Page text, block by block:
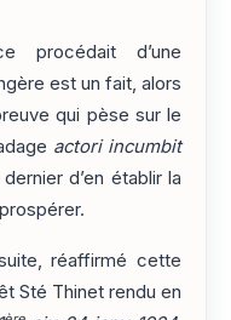
procédait d’une
est un fait, alors
qui pèse sur le
actori incumbit
d’en établir la
réaffirmé cette
Sté Thinet rendu en